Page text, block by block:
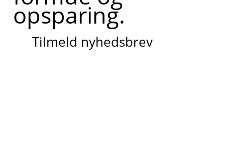
opsparing.
Tilmeld nyhedsbrev